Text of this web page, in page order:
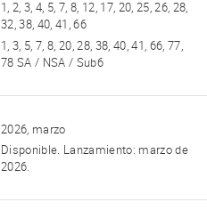
1, 2, 3, 4, 5, 7, 8, 12, 17, 20, 25, 26, 28,
32, 38, 40, 41, 66
1, 3, 5, 7, 8, 20, 28, 38, 40, 41, 66, 77,
78 SA / NSA / Sub6
2026, marzo
Disponible. Lanzamiento: marzo de
2026.